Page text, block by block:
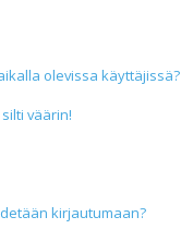
olevissa käyttäjissä?
väärin!
kirjautumaan?